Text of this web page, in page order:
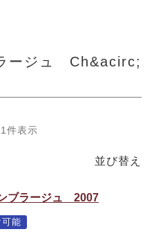
ージュ Ch&acirc;
並び替え
1件表示
ブラージュ 2007
能